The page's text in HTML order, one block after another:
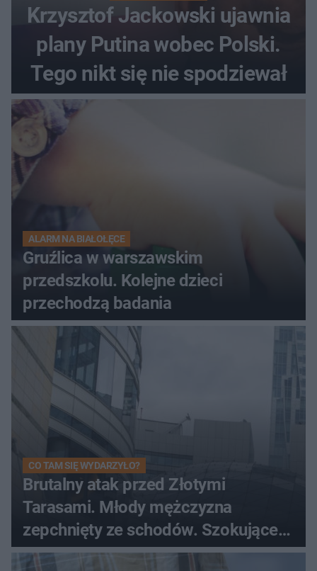
Krzysztof Jackowski ujawnia
plany Putina wobec Polski.
Tego nikt się nie spodziewał
ALARM NA BIAŁOŁĘCE
Gruźlica w warszawskim
przedszkolu. Kolejne dzieci
przechodzą badania
CO TAM SIĘ WYDARZYŁO?
Brutalny atak przed Złotymi
Tarasami. Młody mężczyzna
zepchnięty ze schodów. Szokujące
nagranie krąży po sieci